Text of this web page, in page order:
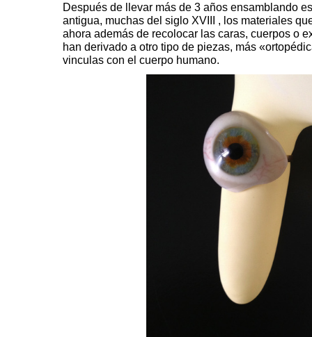
Después de llevar más de 3 años ensamblando
antigua, muchas del siglo XVIII , los materiales
ahora además de recolocar las caras, cuerpos o
han derivado a otro tipo de piezas, más
vinculas con el cuerpo humano.